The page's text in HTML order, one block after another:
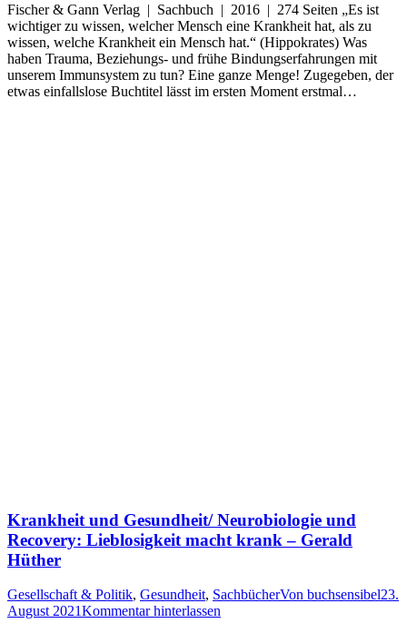
Fischer & Gann Verlag | Sachbuch | 2016 | 274 Seiten „Es ist
wichtiger zu wissen, welcher Mensch eine Krankheit hat, als zu
wissen, welche Krankheit ein Mensch hat.“ (Hippokrates) Was
haben Trauma, Beziehungs- und frühe Bindungserfahrungen mit
unserem Immunsystem zu tun? Eine ganze Menge! Zugegeben, der
etwas einfallslose Buchtitel lässt im ersten Moment erstmal…
Krankheit und Gesundheit/ Neurobiologie und
Recovery: Lieblosigkeit macht krank – Gerald
Hüther
Gesellschaft & Politik, Gesundheit, SachbücherVon buchsensibel23.
August 2021Kommentar hinterlassen